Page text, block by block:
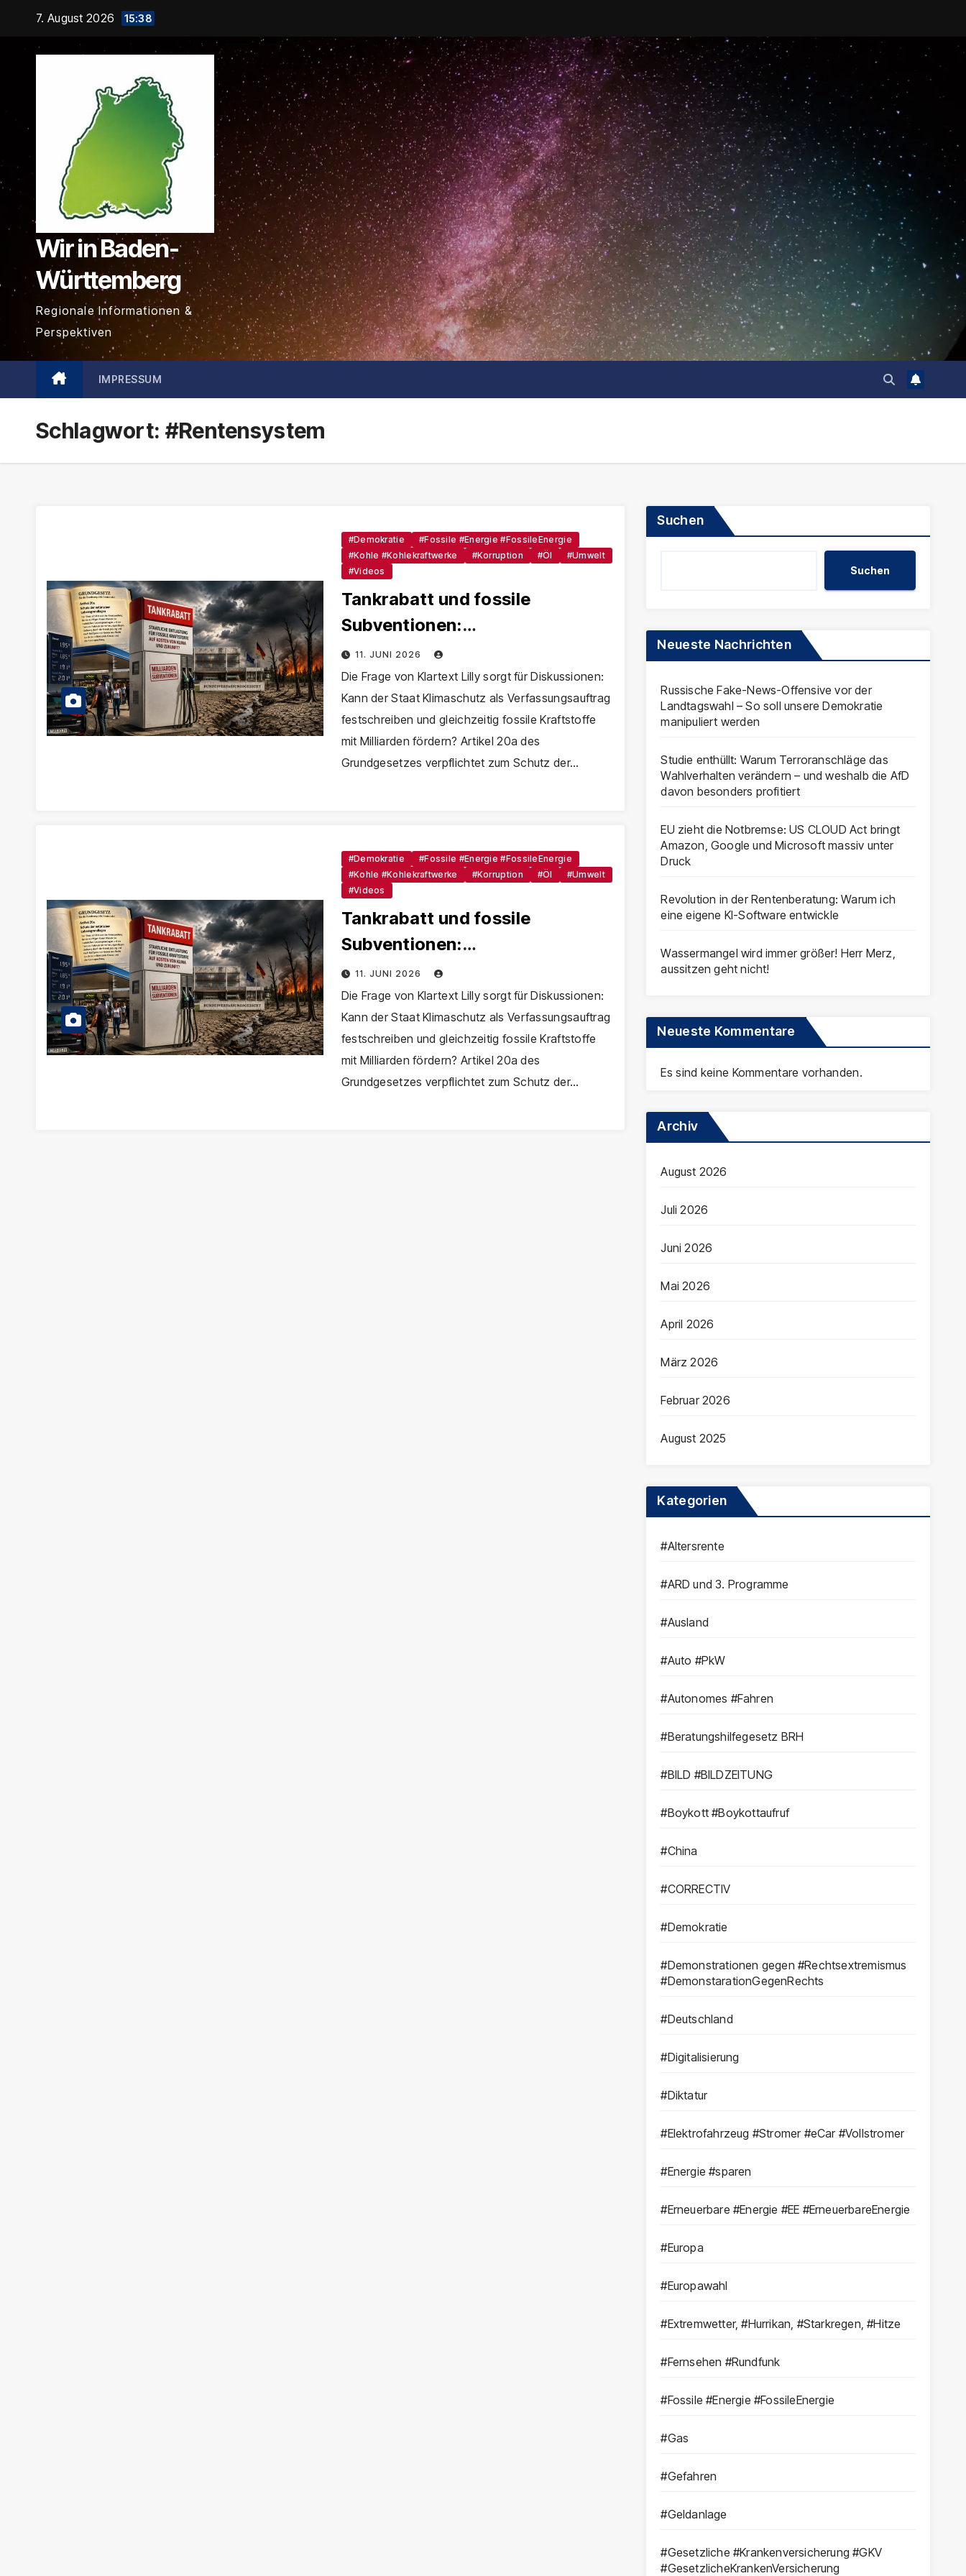
springen
7. August 2026 15:38
Wir in Baden-
Württemberg
Regionale Informationen &
Perspektiven
IMPRESSUM
Schlagwort: #Rentensystem
#Demokratie
#Fossile #Energie #FossileEnergie
#Kohle #Kohlekraftwerke
#Korruption #Öl
#Umwelt
#Videos
Tankrabatt und fossile
Subventionen:
Verfassungswidrig?
11. JUNI 2026
Die Frage von Klartext Lilly sorgt für Diskussionen:
Kann der Staat Klimaschutz als Verfassungsauftrag
festschreiben und gleichzeitig fossile Kraftstoffe
mit Milliarden fördern? Artikel 20a des
Grundgesetzes verpflichtet zum Schutz der…
#Demokratie
#Fossile #Energie #FossileEnergie
#Kohle #Kohlekraftwerke
#Korruption #Öl
#Umwelt
#Videos
Tankrabatt und fossile
Subventionen:
Verfassungswidrig?
11. JUNI 2026
Die Frage von Klartext Lilly sorgt für Diskussionen:
Kann der Staat Klimaschutz als Verfassungsauftrag
festschreiben und gleichzeitig fossile Kraftstoffe
mit Milliarden fördern? Artikel 20a des
Grundgesetzes verpflichtet zum Schutz der…
Suchen
Suchen
Neueste Nachrichten
Russische Fake-News-Offensive vor der
Landtagswahl – So soll unsere Demokratie
manipuliert werden
Studie enthüllt: Warum Terroranschläge das
Wahlverhalten verändern – und weshalb die AfD
davon besonders profitiert
EU zieht die Notbremse: US CLOUD Act bringt
Amazon, Google und Microsoft massiv unter
Druck
Revolution in der Rentenberatung: Warum ich
eine eigene KI-Software entwickle
Wassermangel wird immer größer! Herr Merz,
aussitzen geht nicht!
Neueste Kommentare
Es sind keine Kommentare vorhanden.
Archiv
August 2026
Juli 2026
Juni 2026
Mai 2026
April 2026
März 2026
Februar 2026
August 2025
Kategorien
#Altersrente
#ARD und 3. Programme
#Ausland
#Auto #PkW
#Autonomes #Fahren
#Beratungshilfegesetz BRH
#BILD #BILDZEITUNG
#Boykott #Boykottaufruf
#China
#CORRECTIV
#Demokratie
#Demonstrationen gegen #Rechtsextremismus
#DemonstarationGegenRechts
#Deutschland
#Digitalisierung
#Diktatur
#Elektrofahrzeug #Stromer #eCar #Vollstromer
#Energie #sparen
#Erneuerbare #Energie #EE #ErneuerbareEnergie
#Europa
#Europawahl
#Extremwetter, #Hurrikan, #Starkregen, #Hitze
#Fernsehen #Rundfunk
#Fossile #Energie #FossileEnergie
#Gas
#Gefahren
#Geldanlage
#Gesetzliche #Krankenversicherung #GKV
#GesetzlicheKrankenVersicherung